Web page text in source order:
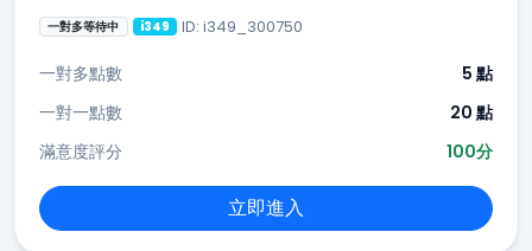
一對多等待中 i349 ID: i349_300750
一對多點數
5 點
一對一點數
20 點
滿意度評分
100分
立即進入